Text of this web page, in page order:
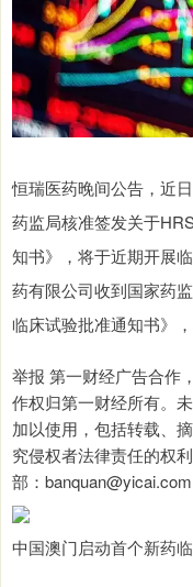
恒瑞医药晚间公告，近
药监局核准签发关于
知书》，将于近期开展
药有限公司收到国家药
临床试验批准通知书》
举报 第一财经广告合作
作权归第一财经所有。
加以使用，包括转载、
究侵权者法律责任的权
部：
中国澳门启动首个新药